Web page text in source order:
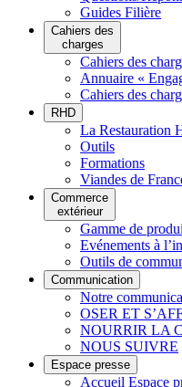
Guides Filière
Cahiers des
charges
Cahiers des
Annuaire «
Cahiers des
RHD
La Restauration
Outils
Formations
Viandes de
Commerce
extérieur
Gamme de
Evénements à
Outils de
Communication
Notre
OSER ET
NOURRIR LA
NOUS SUIVRE
Espace presse
Accueil Espace